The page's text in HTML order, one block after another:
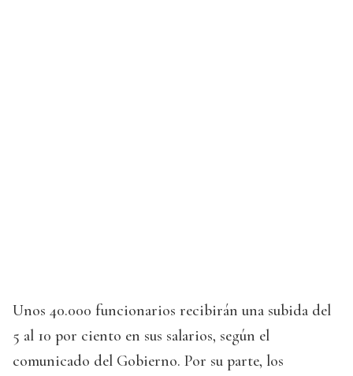
Unos 40.000 funcionarios recibirán una subida del
5 al 10 por ciento en sus salarios, según el
comunicado del Gobierno. Por su parte, los